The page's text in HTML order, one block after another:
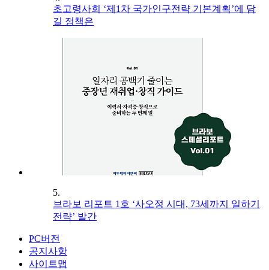
초고령사회 ‘제1차 국가인구전략 기본계획’에 담
길 정책은
5.
브라보 리포트 1호 ‘사오정 시대, 73세까지 일하기
전략’ 발간
PC버전
공지사항
사이트맵